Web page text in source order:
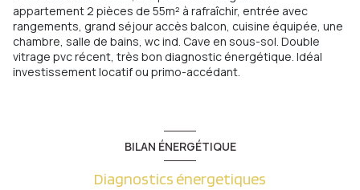
appartement 2 pièces de 55m² à rafraîchir, entrée avec
rangements, grand séjour accès balcon, cuisine équipée, une
chambre, salle de bains, wc ind. Cave en sous-sol. Double
vitrage pvc récent, très bon diagnostic énergétique. Idéal
investissement locatif ou primo-accédant.
BILAN ÉNERGÉTIQUE
Diagnostics énergetiques